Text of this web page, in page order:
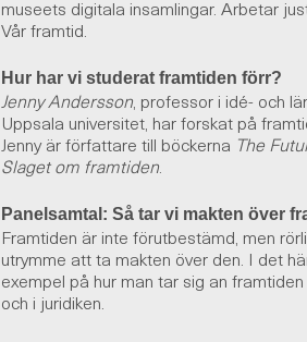
museets digitala insamlingar. Arbetar
Vår framtid.
Hur har vi studerat framtiden förr?
Jenny Andersson, professor i idé- och
Uppsala universitet, har forskat på
Jenny är författare till böckerna The
Slaget om framtiden.
Panelsamtal: Så tar vi makten över
Framtiden är inte förutbestämd, men
utrymme att ta makten över den. I det
exempel på hur man tar sig an
och i juridiken.